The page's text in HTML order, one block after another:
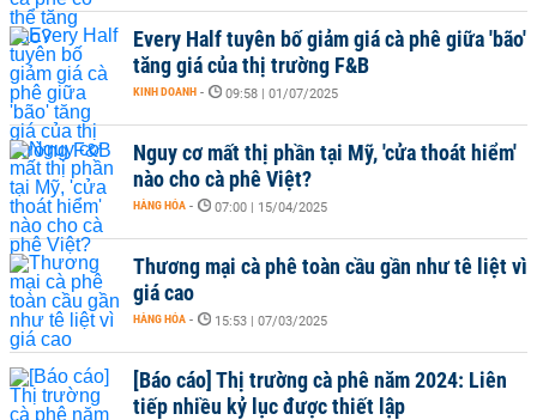
Every Half tuyên bố giảm giá cà phê giữa 'bão'
tăng giá của thị trường F&B
KINH DOANH - 09:58 | 01/07/2025
Nguy cơ mất thị phần tại Mỹ, 'cửa thoát hiểm'
nào cho cà phê Việt?
HÀNG HÓA - 07:00 | 15/04/2025
Thương mại cà phê toàn cầu gần như tê liệt vì
giá cao
HÀNG HÓA - 15:53 | 07/03/2025
[Báo cáo] Thị trường cà phê năm 2024: Liên
tiếp nhiều kỷ lục được thiết lập